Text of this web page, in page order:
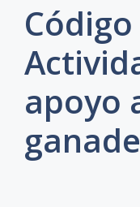
Código
apoyo